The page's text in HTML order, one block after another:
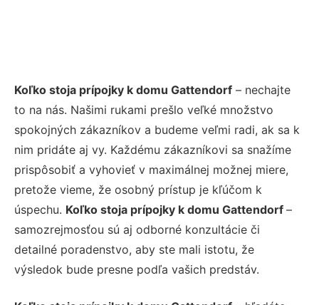
Koľko stoja prípojky k domu Gattendorf – nechajte
to na nás. Našimi rukami prešlo veľké množstvo
spokojných zákazníkov a budeme veľmi radi, ak sa k
nim pridáte aj vy. Každému zákazníkovi sa snažíme
prispôsobiť a vyhovieť v maximálnej možnej miere,
pretože vieme, že osobný prístup je kľúčom k
úspechu. Koľko stoja prípojky k domu Gattendorf –
samozrejmosťou sú aj odborné konzultácie či
detailné poradenstvo, aby ste mali istotu, že
výsledok bude presne podľa vašich predstáv.